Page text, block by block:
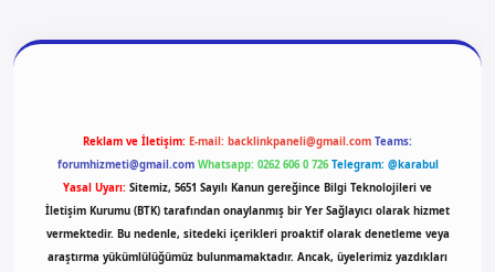
Reklam ve İletişim: E-mail: backlinkpaneli@gmail.com Teams:
forumhizmeti@gmail.com Whatsapp: 0262 606 0 726 Telegram: @karabul
Yasal Uyarı: Sitemiz, 5651 Sayılı Kanun gereğince Bilgi Teknolojileri ve
İletişim Kurumu (BTK) tarafından onaylanmış bir Yer Sağlayıcı olarak hizmet
vermektedir. Bu nedenle, sitedeki içerikleri proaktif olarak denetleme veya
araştırma yükümlülüğümüz bulunmamaktadır. Ancak, üyelerimiz yazdıkları